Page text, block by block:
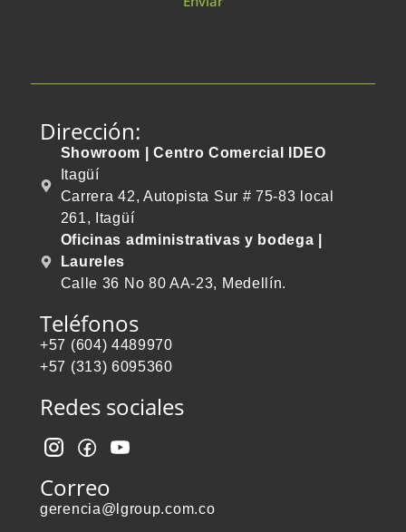
Dirección:
Showroom | Centro Comercial IDEO
Itagüí
Carrera 42, Autopista Sur # 75-83 local
261, Itagüí
Oficinas administrativas y bodega |
Laureles
Calle 36 No 80 AA-23, Medellín.
Teléfonos
+57 (604) 4489970
+57 (313) 6095360
Redes sociales
Correo
gerencia@lgroup.com.co